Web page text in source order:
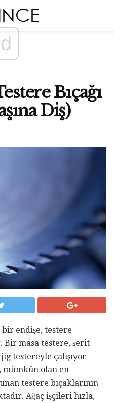
Bıçağı
Diş)
endişe, testere
Bir masa testere, şerit
testereyle çalışıyor
mümkün olan en
testere bıçaklarının
Ağaç işçileri hızla,